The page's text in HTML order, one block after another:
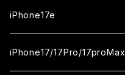
iPhone17e
ガラスフィルム
iPhone17/17Pro/17proMax